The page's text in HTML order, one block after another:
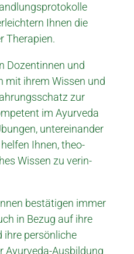
Ihnen die
Therapien.
Dozent­innen und
mit ihrem Wis­sen und
zur
im Ayur­veda
unter­einander
Ihnen, theo­
Wissen zu verin­
be­stätigen immer
in Be­zug auf ihre
ihre per­sönliche
Ayur­veda-Ausbildung